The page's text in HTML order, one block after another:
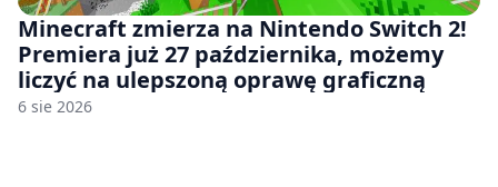
Minecraft zmierza na Nintendo Switch 2!
Premiera już 27 października, możemy
liczyć na ulepszoną oprawę graficzną
6 sie 2026